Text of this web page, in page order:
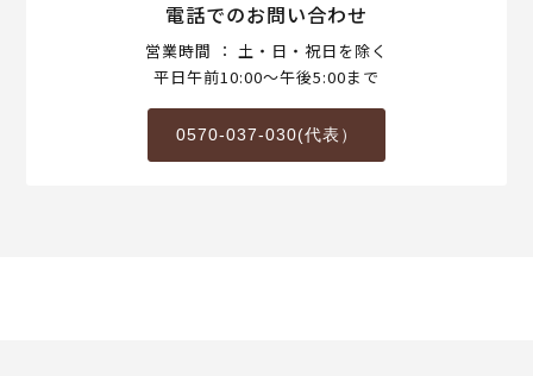
電話でのお問い合わせ
営業時間 ： 土・日・祝日を除く
平日午前10:00～午後5:00まで
0570-037-030(代表）